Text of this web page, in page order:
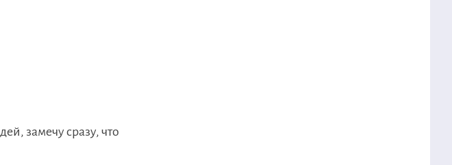
замечу сразу, что